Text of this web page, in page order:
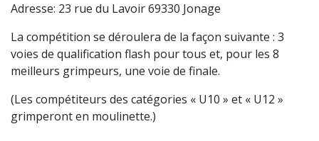
Adresse: 23 rue du Lavoir 69330 Jonage
La compétition se déroulera de la façon suivante : 3
voies de qualification flash pour tous et, pour les 8
meilleurs grimpeurs, une voie de finale.
(Les compétiteurs des catégories « U10 » et « U12 »
grimperont en moulinette.)